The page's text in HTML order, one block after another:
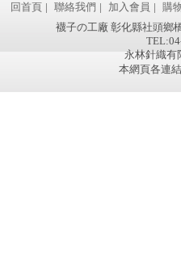
回首頁 | 聯絡我們 | 加入會員 | 購
襪子の工廠 彰化縣社頭鄉
永林針織有
本網頁各連